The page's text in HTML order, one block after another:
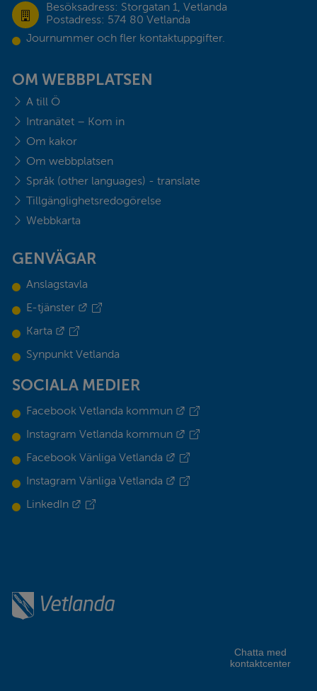
Besöksadress: Storgatan 1, Vetlanda
Postadress: 574 80 Vetlanda
Journummer och fler kontaktuppgifter.
OM WEBBPLATSEN
A till Ö
Intranätet – Kom in
Om kakor
Om webbplatsen
Språk (other languages) - translate
Tillgänglighetsredogörelse
Webbkarta
GENVÄGAR
Anslagstavla
E-tjänster
Länk till annan webbplats.
Karta
Länk till annan webbplats.
Synpunkt Vetlanda
SOCIALA MEDIER
Facebook Vetlanda kommun
Länk till annan webbplats.
Instagram Vetlanda kommun
Länk till annan webbplats.
Facebook Vänliga Vetlanda
Länk till annan webbplats.
Instagram Vänliga Vetlanda
Länk till annan webbplats.
LinkedIn
Länk till annan webbplats.